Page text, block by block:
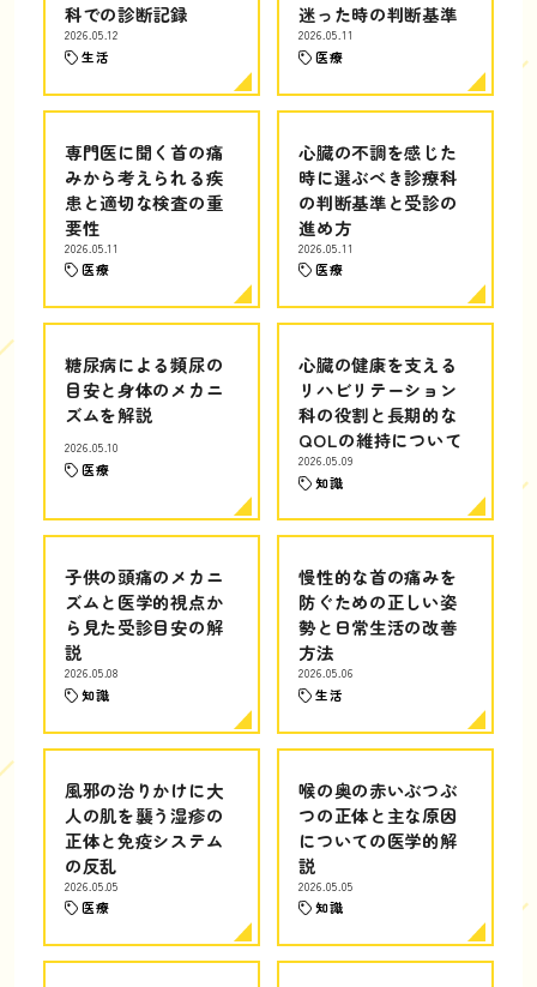
科での診断記録
2026.05.12
生活
迷った時の判断基準
2026.05.11
医療
専門医に聞く首の痛
みから考えられる疾
患と適切な検査の重
要性
2026.05.11
医療
心臓の不調を感じた
時に選ぶべき診療科
の判断基準と受診の
進め方
2026.05.11
医療
糖尿病による頻尿の
目安と身体のメカニ
ズムを解説
2026.05.10
医療
心臓の健康を支える
リハビリテーション
科の役割と長期的な
QOLの維持について
2026.05.09
知識
子供の頭痛のメカニ
ズムと医学的視点か
ら見た受診目安の解
説
2026.05.08
知識
慢性的な首の痛みを
防ぐための正しい姿
勢と日常生活の改善
方法
2026.05.06
生活
風邪の治りかけに大
人の肌を襲う湿疹の
正体と免疫システム
の反乱
2026.05.05
医療
喉の奥の赤いぶつぶ
つの正体と主な原因
についての医学的解
説
2026.05.05
知識